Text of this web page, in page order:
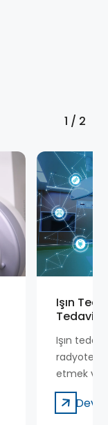
1 / 2
Işın
Tedavisi
Işın
etmek
radyasyon